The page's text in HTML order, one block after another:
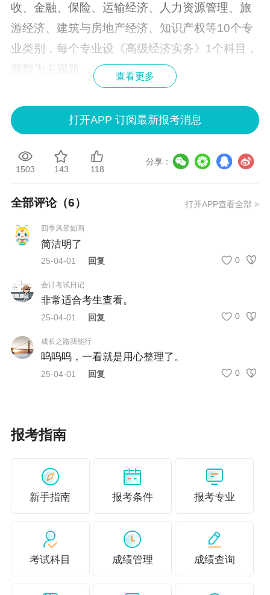
收、金融、保险、运输经济、人力资源管理、旅
游经济、建筑与房地产经济、知识产权等10个专
业类别，每个专业设《高级经济实务》1个科目，
题型为主观题。
报名时间为 2025年4月9日0:00至4月18日24:0
专业技术人员资格考试报名服务平台（以下简
examfront）进行报名。报考人员须在规定时间内
完成报名，逾期无法进行报名。
三、报名条件
良好的道德品行和业务素质，符合高级经济专业
技术资格考试下列报名条件之一的经济专业人
员，可报名参加考试：
1.具备大学专科学历，取得中级经济专业技术资
格后，从事与经济师职责相关工作满10年；
业，或大学本科学历或学士学位，取得中级经济
3.具备博士学位，取得中级经济专业技术资格
取得会计、统计、审计中级专业技术资格，符合
以上学历、年限条件的，可以报名参加高级经济
查看更多
打开APP 订阅最新报考消息
1503 143 118
分享：
全部评论（6） 打开APP查看全部 >
四季风景如画
简洁明了
25-04-01 回复 0
会计考试日记
非常适合考生查看。
25-04-01 回复 0
成长之路我能行
呜呜呜，一看就是用心整理了。
25-04-01 回复 0
报考指南
新手指南 报考条件 报考专业
考试科目 成绩管理 成绩查询